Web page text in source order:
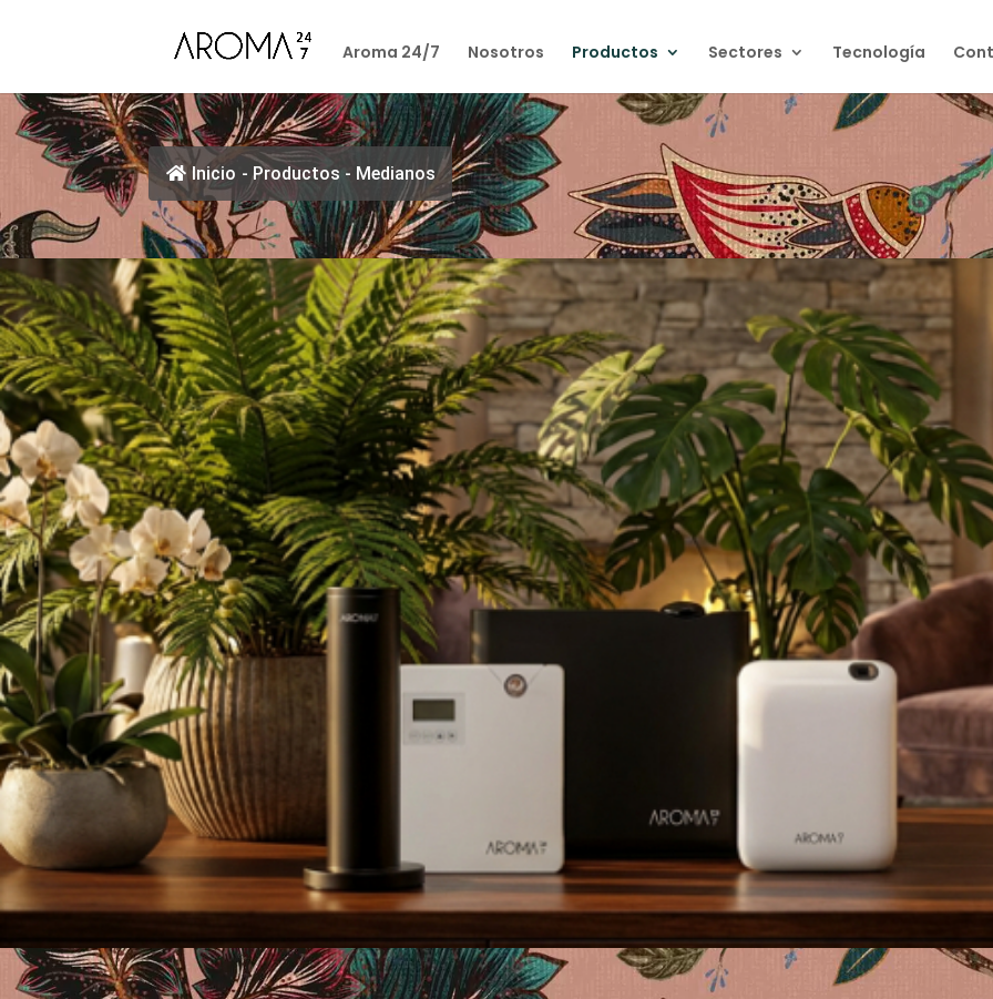
Aroma 24/7 Nosotros Productos Sectores Tecnología
Inicio - Productos - Medianos
Es un difusor inteligente diseñado para elevar
tu aroma marketing con precisión y eficacia de
forma manual o mediante app vía Bluetooth